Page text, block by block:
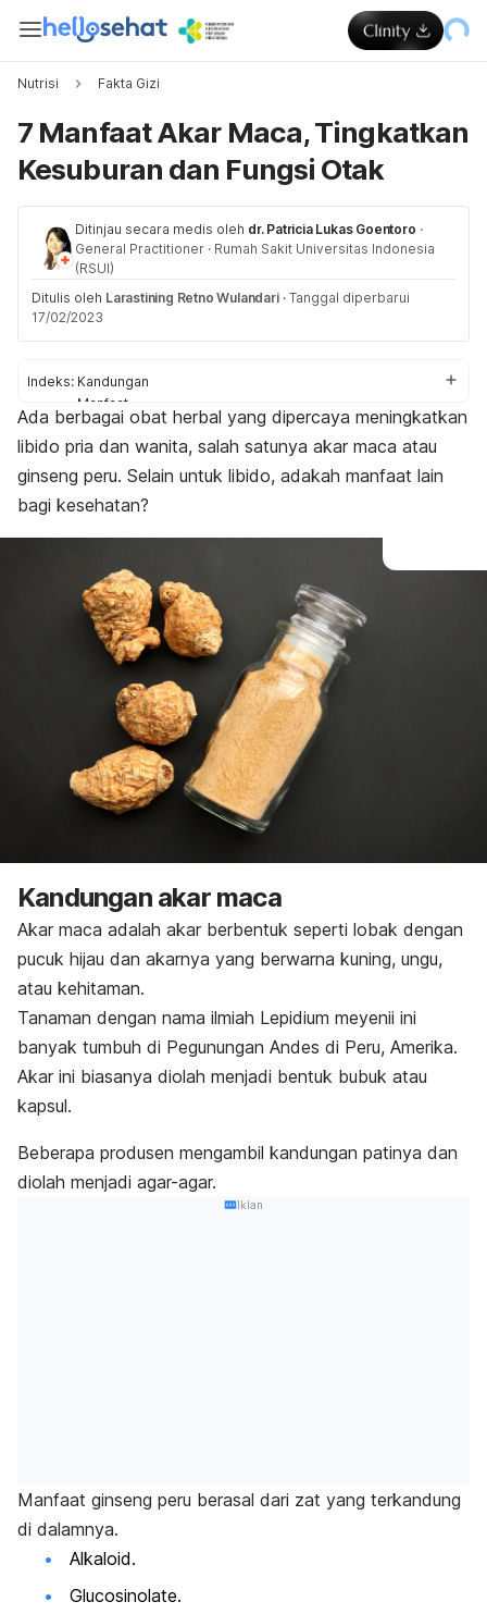
Nutrisi Fakta Gizi
7 Manfaat Akar Maca, Tingkatkan
Kesuburan dan Fungsi Otak
Ditinjau secara medis oleh dr. Patricia Lukas Goentoro ·
General Practitioner · Rumah Sakit Universitas Indonesia
(RSUI)
Ditulis oleh Larastining Retno Wulandari · Tanggal diperbarui
17/02/2023
Indeks: Kandungan
Manfaat
Efek samping
Ada berbagai obat herbal yang dipercaya meningkatkan
libido pria dan wanita, salah satunya akar maca atau
ginseng peru. Selain untuk libido, adakah manfaat lain
bagi kesehatan?
Kandungan akar maca
Akar maca adalah akar berbentuk seperti lobak dengan
pucuk hijau dan akarnya yang berwarna kuning, ungu,
atau kehitaman.
Tanaman dengan nama ilmiah Lepidium meyenii ini
banyak tumbuh di Pegunungan Andes di Peru, Amerika.
Akar ini biasanya diolah menjadi bentuk bubuk atau
kapsul.
Beberapa produsen mengambil kandungan patinya dan
diolah menjadi agar-agar.
Iklan
Manfaat ginseng peru berasal dari zat yang terkandung
di dalamnya.
Alkaloid.
Glucosinolate.